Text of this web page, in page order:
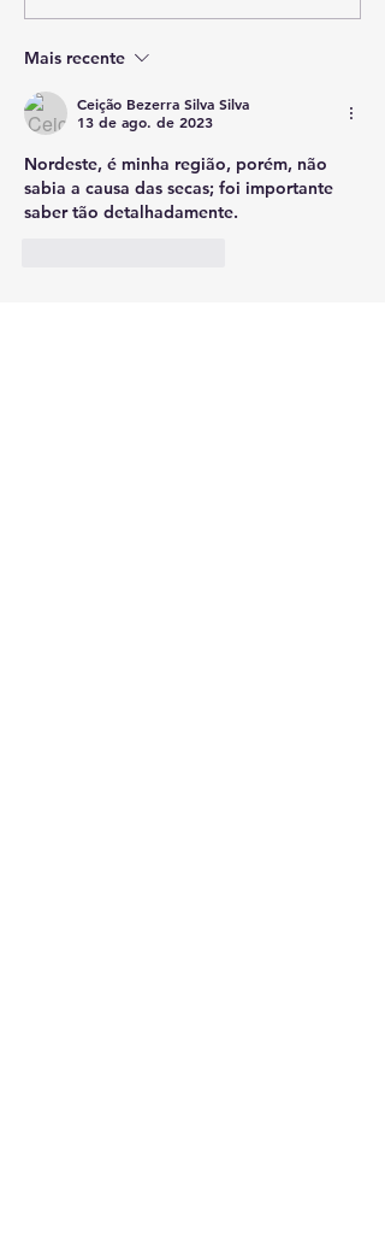
Mais recente
Ceição Bezerra Silva Silva
13 de ago. de 2023
Nordeste, é minha região, porém, não
sabia a causa das secas; foi importante
saber tão detalhadamente.